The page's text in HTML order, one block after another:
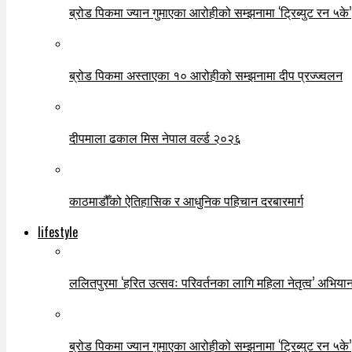
ब्रोड पिकमा ज्यान गुमाएका आरोहीको सम्झनामा ‘ट्रिब्युट रन ५के’
ब्रोड पिकमा अस्ताएका १० आरोहीको सम्झनामा दीप प्रज्ज्वलन
दीपमाला ढकाल मिस नेपाल वर्ल्ड २०२६
काठमाडौँको ऐतिहासिक र आधुनिक पहिचान दरबारमार्ग
lifestyle
ललितपुरमा ‘हरित उत्सवः परिवर्तनका लागि महिला नेतृत्व’
ब्रोड पिकमा ज्यान गुमाएका आरोहीको सम्झनामा ‘ट्रिब्युट रन ५के’